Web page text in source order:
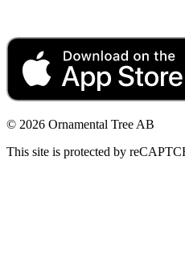
© 2026 Ornamental Tree AB
This site is protected by